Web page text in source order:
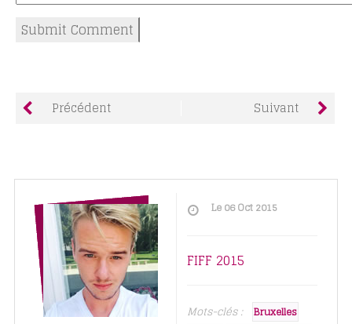
Précédent Suivant
Le 06 Oct 2015
FIFF 2015
Mots-clés :
Bruxelles